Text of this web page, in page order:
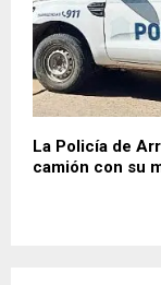
La Policía de
camión con su